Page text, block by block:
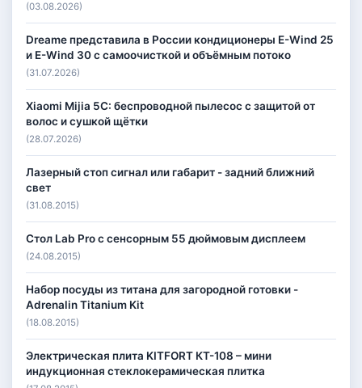
(03.08.2026)
Dreame представила в России кондиционеры E-Wind 25
и E-Wind 30 с самоочисткой и объёмным потоко
(31.07.2026)
Xiaomi Mijia 5C: беспроводной пылесос с защитой от
волос и сушкой щётки
(28.07.2026)
Лазерный стоп сигнал или габарит - задний ближний
свет
(31.08.2015)
Стол Lab Pro с сенсорным 55 дюймовым дисплеем
(24.08.2015)
Набор посуды из титана для загородной готовки -
Adrenalin Titanium Kit
(18.08.2015)
Электрическая плита KITFORT КТ-108 – мини
индукционная стеклокерамическая плитка